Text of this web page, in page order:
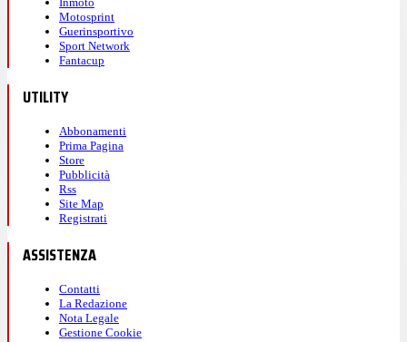
Motosprint
Guerinsportivo
Sport Network
Fantacup
UTILITY
Abbonamenti
Prima Pagina
Store
Pubblicità
Rss
Site Map
Registrati
ASSISTENZA
Contatti
La Redazione
Nota Legale
Gestione Cookie